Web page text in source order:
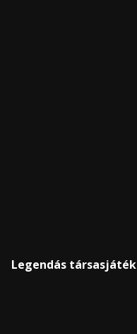
Legendás